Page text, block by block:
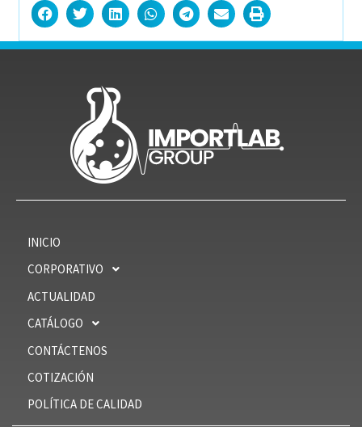
INICIO
CORPORATIVO
ACTUALIDAD
CATÁLOGO
CONTÁCTENOS
COTIZACIÓN
POLÍTICA DE CALIDAD